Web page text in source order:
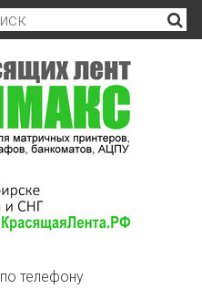
по телефону